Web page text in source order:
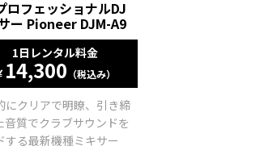
ロフェッショナルDJ
ー Pioneer DJM-A9
1日レンタル料金
14,300 （税込み）
にクリアで明瞭、引き締
音質でクラブサウンドを
する最新機種ミキサー